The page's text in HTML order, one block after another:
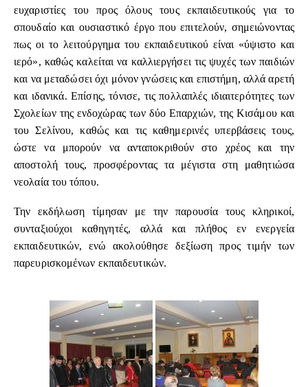
ευχαριστίες του προς όλους τους εκπαιδευτικούς για το
σπουδαίο και ουσιαστικό έργο που επιτελούν, σημειώνοντας
πως οι το λειτούργημα του εκπαιδευτικού είναι «ύψιστο και
ιερό», καθώς καλείται να καλλιεργήσει τις ψυχές των παιδιών
και να μεταδώσει όχι μόνον γνώσεις και επιστήμη, αλλά αρετή
και ιδανικά. Επίσης, τόνισε, τις πολλαπλές ιδιαιτερότητες των
Σχολείων της ενδοχώρας των δύο Επαρχιών, της Κισάμου και
του Σελίνου, καθώς και τις καθημερινές υπερβάσεις τους,
ώστε να μπορούν να ανταποκριθούν στο χρέος και την
αποστολή τους, προσφέροντας τα μέγιστα στη μαθητιώσα
νεολαία του τόπου.
Την εκδήλωση τίμησαν με την παρουσία τους κληρικοί,
συνταξιούχοι καθηγητές, αλλά και πλήθος εν ενεργεία
εκπαιδευτικών, ενώ ακολούθησε δεξίωση προς τιμήν των
παρευρισκομένων εκπαιδευτικών.